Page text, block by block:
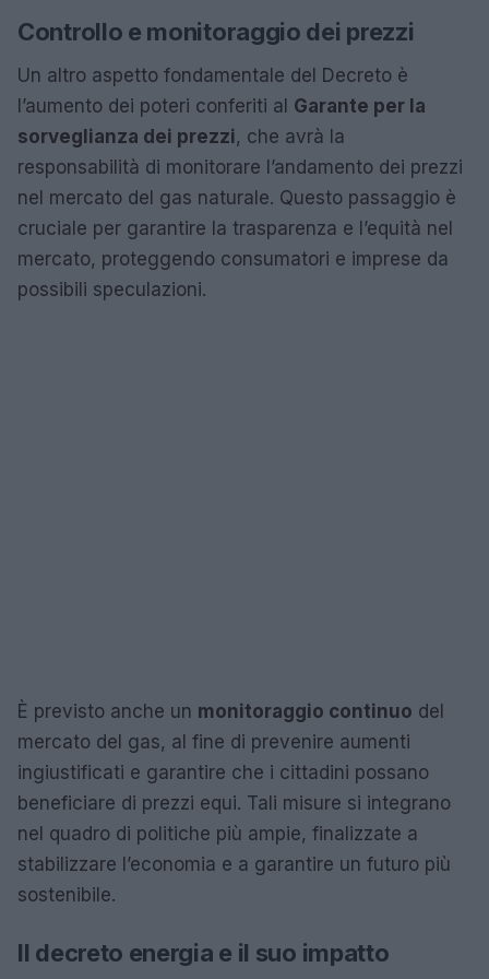
Controllo e monitoraggio dei prezzi
Un altro aspetto fondamentale del Decreto è
l’aumento dei poteri conferiti al Garante per la
sorveglianza dei prezzi, che avrà la
responsabilità di monitorare l’andamento dei prezzi
nel mercato del gas naturale. Questo passaggio è
cruciale per garantire la trasparenza e l’equità nel
mercato, proteggendo consumatori e imprese da
possibili speculazioni.
È previsto anche un monitoraggio continuo del
mercato del gas, al fine di prevenire aumenti
ingiustificati e garantire che i cittadini possano
beneficiare di prezzi equi. Tali misure si integrano
nel quadro di politiche più ampie, finalizzate a
stabilizzare l’economia e a garantire un futuro più
sostenibile.
Il decreto energia e il suo impatto